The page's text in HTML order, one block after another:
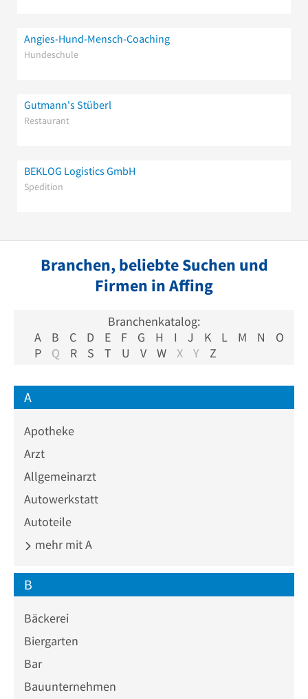
Angies-Hund-Mensch-Coaching
Hundeschule
Gutmann's Stüberl
Restaurant
BEKLOG Logistics GmbH
Spedition
Branchen, beliebte Suchen und
Firmen in Affing
Branchenkatalog:
A
B C D E F G H I J K L M N
O
P
Q R S T U V W X Y Z
A
Apotheke
Arzt
Allgemeinarzt
Autowerkstatt
Autoteile
mehr mit A
B
Bäckerei
Biergarten
Bar
Bauunternehmen